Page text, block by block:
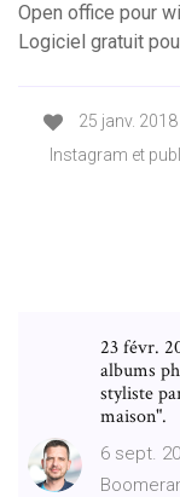
Open office pour
Logiciel gratuit
25 janv.
Instagram et
23 févr.
albums
styliste
maison".
6 sept.